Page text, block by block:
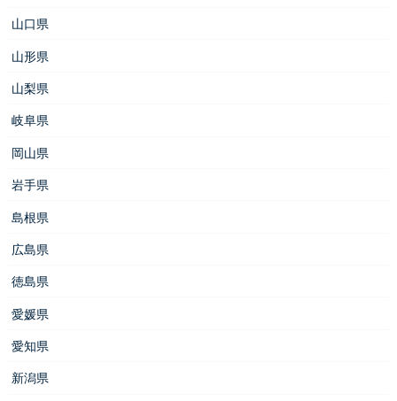
山口県
山形県
山梨県
岐阜県
岡山県
岩手県
島根県
広島県
徳島県
愛媛県
愛知県
新潟県